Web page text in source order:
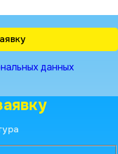
данных